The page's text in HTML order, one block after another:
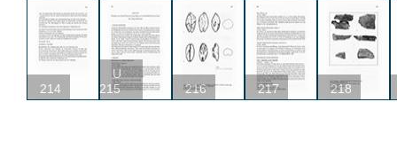
214
U
215
216 217 218